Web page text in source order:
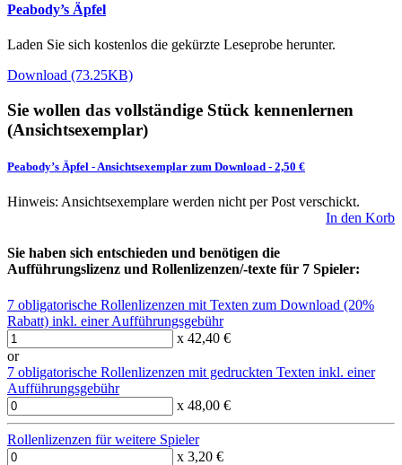
Peabody’s Äpfel
Laden Sie sich kostenlos die gekürzte Leseprobe herunter.
Download (73.25KB)
Sie wollen das vollständige Stück kennenlernen
(Ansichtsexemplar)
Peabody’s Äpfel - Ansichtsexemplar zum Download - 2,50 €
Hinweis: Ansichtsexemplare werden nicht per Post verschickt.
In den Korb
Sie haben sich entschieden und benötigen die
Aufführungslizenz und Rollenlizenzen/-texte für 7 Spieler:
7 obligatorische Rollenlizenzen mit Texten zum Download (20%
Rabatt) inkl. einer Aufführungsgebühr
x 42,40 €
or
7 obligatorische Rollenlizenzen mit gedruckten Texten inkl. einer
Aufführungsgebühr
x 48,00 €
Rollenlizenzen für weitere Spieler
x 3,20 €